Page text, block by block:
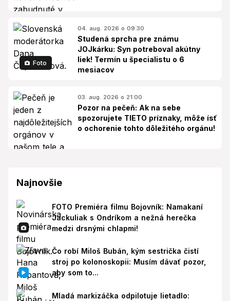
Foto
04. aug. 2026 o 09:30
Studená sprcha pre známu
JOJkárku: Syn potreboval akútny
liek! Termín u špecialistu o 6
mesiacov
03. aug. 2026 o 21:00
Pozor na pečeň: Ak na sebe
spozorujete TIETO príznaky, môže ísť
o ochorenie tohto dôležitého orgánu!
Najnovšie
FOTO Premiéra filmu Bojovník: Namakaní
Jackuliak s Ondríkom a nežná herečka
medzi drsnými chlapmi!
Čo robí Miloš Bubán, kým sestrička čistí
stroj po kolonoskopii: Musím dávať pozor,
aby som to...
Mladá markizáčka odpilotuje lietadlo: